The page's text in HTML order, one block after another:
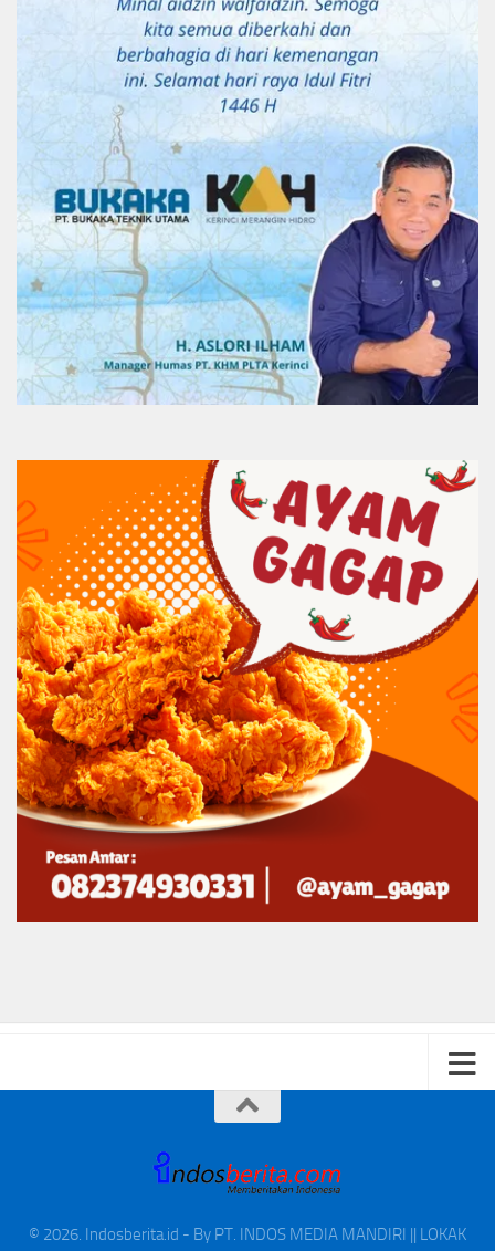
© 2026. Indosberita.id - By PT. INDOS MEDIA MANDIRI || LOKAK